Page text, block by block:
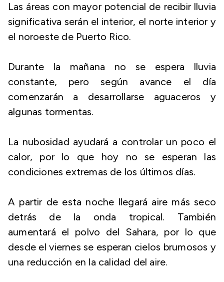
Las áreas con mayor potencial de recibir lluvia
significativa serán el interior, el norte interior y
el noroeste de Puerto Rico.
Durante la mañana no se espera lluvia
constante, pero según avance el día
comenzarán a desarrollarse aguaceros y
algunas tormentas.
La nubosidad ayudará a controlar un poco el
calor, por lo que hoy no se esperan las
condiciones extremas de los últimos días.
A partir de esta noche llegará aire más seco
detrás de la onda tropical. También
aumentará el polvo del Sahara, por lo que
desde el viernes se esperan cielos brumosos y
una reducción en la calidad del aire.